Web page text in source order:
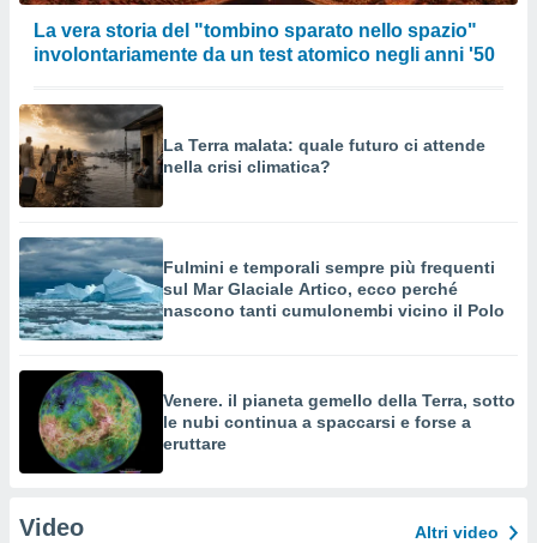
La vera storia del "tombino sparato nello spazio"
involontariamente da un test atomico negli anni '50
La Terra malata: quale futuro ci attende
nella crisi climatica?
Fulmini e temporali sempre più frequenti
sul Mar Glaciale Artico, ecco perché
nascono tanti cumulonembi vicino il Polo
Venere. il pianeta gemello della Terra, sotto
le nubi continua a spaccarsi e forse a
eruttare
Video Altri video